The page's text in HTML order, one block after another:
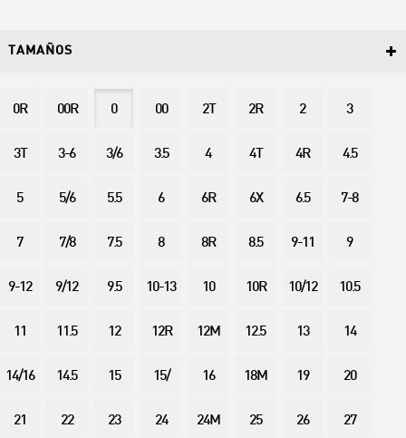
TAMAÑOS
0R 00R 0 00 2T 2R 2 3
3T 3-6 3/6 3.5 4 4T 4R 4.5
5 5/6 5.5 6 6R 6X 6.5 7-8
7 7/8 7.5 8 8R 8.5 9-11 9
9-12 9/12 9.5 10-13 10 10R 10/12 10.5
11 11.5 12 12R 12M 12.5 13 14
14/16 14.5 15 15/ 16 18M 19 20
21 22 23 24 24M 25 26 27